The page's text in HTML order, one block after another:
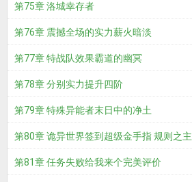
第75章 洛城幸存者
第76章 震撼全场的实力薪火暗淡
第77章 特战队效果霸道的幽冥
第78章 分别实力提升四阶
第79章 特殊异能者末日中的净土
第80章 诡异世界签到超级金手指 规则之主
第81章 任务失败给我来个完美评价